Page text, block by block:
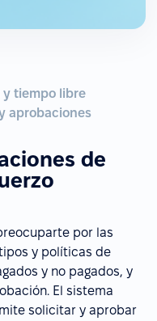
y tiempo libre
aprobaciones
de
por las
y políticas de
y no pagados, y
El sistema
solicitar y aprobar